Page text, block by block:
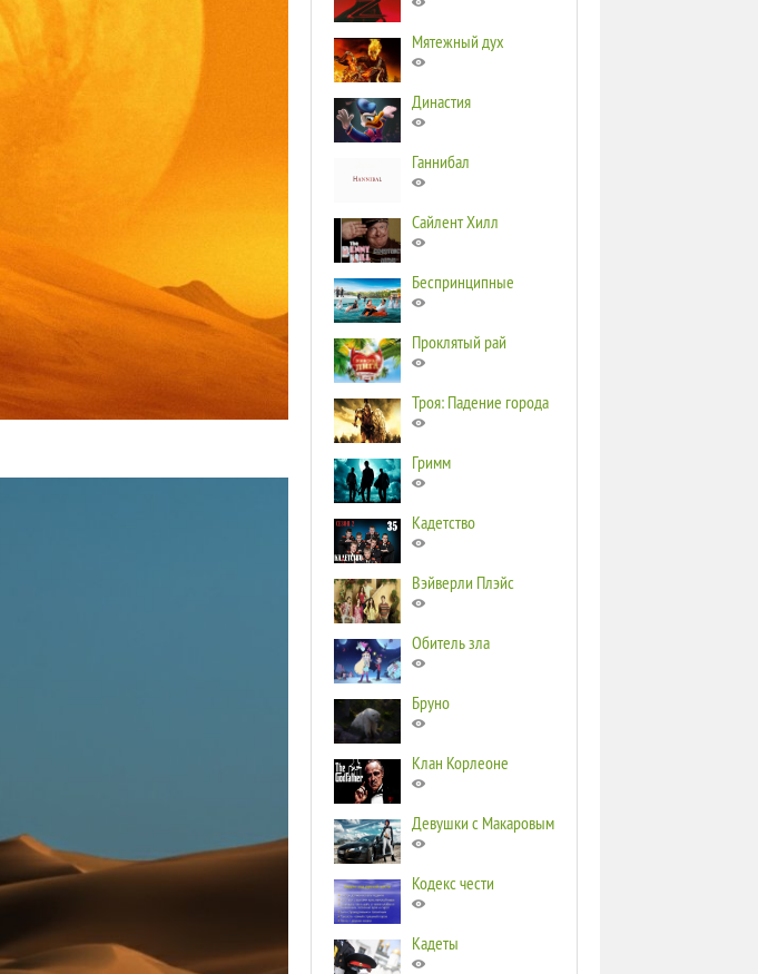
Мятежный дух
Династия
Ганнибал
Сайлент Хилл
Беспринципные
Проклятый рай
Троя: Падение города
Гримм
Кадетство
Вэйверли Плэйс
Обитель зла
Бруно
Клан Корлеоне
Девушки с Макаровым
Кодекс чести
Кадеты